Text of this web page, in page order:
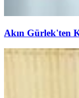
Akın Gürlek'ten